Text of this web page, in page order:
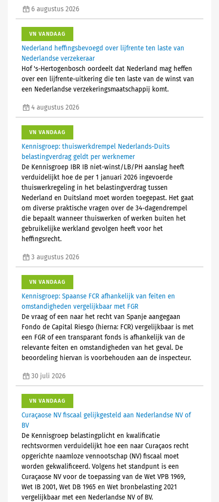
6 augustus 2026
VN VANDAAG
Nederland heffingsbevoegd over lijfrente ten laste van
Nederlandse verzekeraar
Hof 's-Hertogenbosch oordeelt dat Nederland mag heffen
over een lijfrente-uitkering die ten laste van de winst van
een Nederlandse verzekeringsmaatschappij komt.
4 augustus 2026
VN VANDAAG
Kennisgroep: thuiswerkdrempel Nederlands-Duits
belastingverdrag geldt per werknemer
De Kennisgroep IBR IB niet-winst/LB/PH aanslag heeft
verduidelijkt hoe de per 1 januari 2026 ingevoerde
thuiswerkregeling in het belastingverdrag tussen
Nederland en Duitsland moet worden toegepast. Het gaat
om diverse praktische vragen over de 34-dagendrempel
die bepaalt wanneer thuiswerken of werken buiten het
gebruikelijke werkland gevolgen heeft voor het
heffingsrecht.
3 augustus 2026
VN VANDAAG
Kennisgroep: Spaanse FCR afhankelijk van feiten en
omstandigheden vergelijkbaar met FGR
De vraag of een naar het recht van Spanje aangegaan
Fondo de Capital Riesgo (hierna: FCR) vergelijkbaar is met
een FGR of een transparant fonds is afhankelijk van de
relevante feiten en omstandigheden van het geval. De
beoordeling hiervan is voorbehouden aan de inspecteur.
30 juli 2026
VN VANDAAG
Curaçaose NV fiscaal gelijkgesteld aan Nederlandse NV of
BV
De Kennisgroep belastingplicht en kwalificatie
rechtsvormen verduidelijkt hoe een naar Curaçaos recht
opgerichte naamloze vennootschap (NV) fiscaal moet
worden gekwalificeerd. Volgens het standpunt is een
Curaçaose NV voor de toepassing van de Wet VPB 1969,
Wet IB 2001, Wet DB 1965 en Wet bronbelasting 2021
vergelijkbaar met een Nederlandse NV of BV.